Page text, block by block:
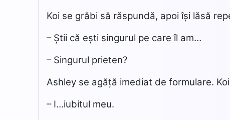
Koi se grăbi să răspundă, apoi își lăsă
– Știi că ești singurul pe care îl am…
– Singurul prieten?
Ashley se agăță imediat de formulare.
– I…iubitul meu.